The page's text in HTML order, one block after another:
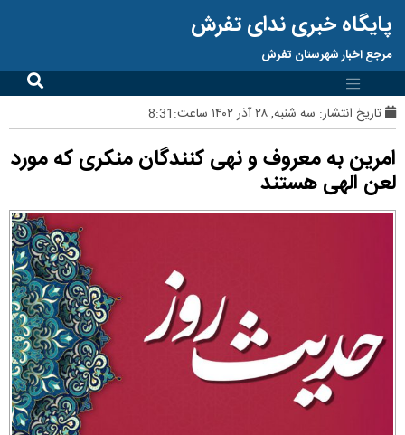
پایگاه خبری ندای تفرش
مرجع اخبار شهرستان تفرش
تاریخ انتشار: سه شنبه, ۲۸ آذر ۱۴۰۲ ساعت:8:31
امرین به معروف و نهی کنندگان منکری که مورد
لعن الهی هستند